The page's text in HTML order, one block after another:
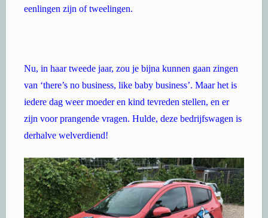
eenlingen zijn of tweelingen.
Nu, in haar tweede jaar, zou je bijna kunnen gaan zingen
van ‘there’s no business, like baby business’. Maar het is
iedere dag weer moeder en kind tevreden stellen, en er
zijn voor prangende vragen. Hulde, deze bedrijfswagen is
derhalve welverdiend!